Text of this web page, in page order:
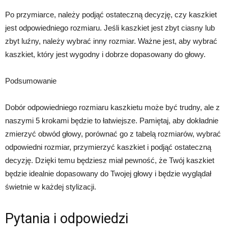
Po przymiarce, należy podjąć ostateczną decyzję, czy kaszkiet
jest odpowiedniego rozmiaru. Jeśli kaszkiet jest zbyt ciasny lub
zbyt luźny, należy wybrać inny rozmiar. Ważne jest, aby wybrać
kaszkiet, który jest wygodny i dobrze dopasowany do głowy.
Podsumowanie
Dobór odpowiedniego rozmiaru kaszkietu może być trudny, ale z
naszymi 5 krokami będzie to łatwiejsze. Pamiętaj, aby dokładnie
zmierzyć obwód głowy, porównać go z tabelą rozmiarów, wybrać
odpowiedni rozmiar, przymierzyć kaszkiet i podjąć ostateczną
decyzję. Dzięki temu będziesz miał pewność, że Twój kaszkiet
będzie idealnie dopasowany do Twojej głowy i będzie wyglądał
świetnie w każdej stylizacji.
Pytania i odpowiedzi